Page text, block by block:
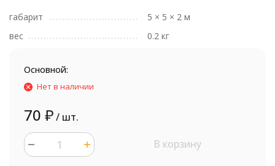
габарит
5 × 5 × 2 м
вес
0.2 кг
Основной:
Нет в наличии
70 ₽/ шт.
В корзину